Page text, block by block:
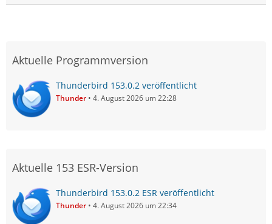
Aktuelle Programmversion
Thunderbird 153.0.2 veröffentlicht
Thunder 4. August 2026 um 22:28
Aktuelle 153 ESR-Version
Thunderbird 153.0.2 ESR veröffentlicht
Thunder 4. August 2026 um 22:34